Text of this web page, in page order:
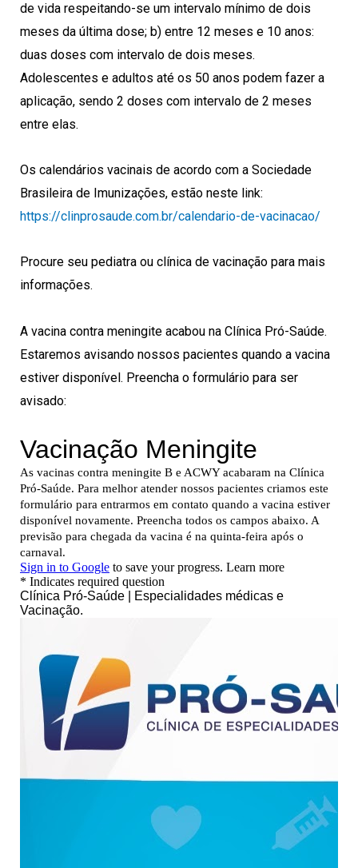
de vida respeitando-se um intervalo mínimo de dois
meses da última dose; b) entre 12 meses e 10 anos:
duas doses com intervalo de dois meses.
Adolescentes e adultos até os 50 anos podem fazer a
aplicação, sendo 2 doses com intervalo de 2 meses
entre elas.
Os calendários vacinais de acordo com a Sociedade
Brasileira de Imunizações, estão neste link:
https://clinprosaude.com.br/calendario-de-vacinacao/
Procure seu pediatra ou clínica de vacinação para mais
informações.
A vacina contra meningite acabou na Clínica Pró-Saúde.
Estaremos avisando nossos pacientes quando a vacina
estiver disponível. Preencha o formulário para ser
avisado: